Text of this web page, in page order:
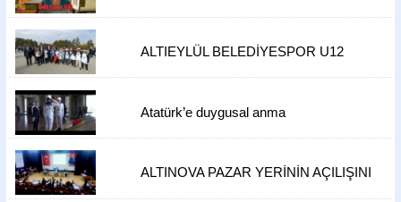
ALTIEYLÜL BELEDİYESPOR U12
Atatürk’e duygusal anma
ALTINOVA PAZAR YERİNİN AÇILIŞINI